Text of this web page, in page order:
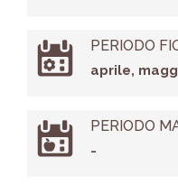
PERIODO
aprile,
PERIODO
-